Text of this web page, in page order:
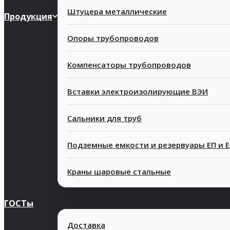
Продукция Штуцера металлические
Опоры трубопроводов
Компенсаторы трубопроводов
Вставки электроизолирующие ВЭИ
Сальники для труб
Подземные емкости и резервуары ЕП и
Краны шаровые стальные
ГОСТы
Доставка